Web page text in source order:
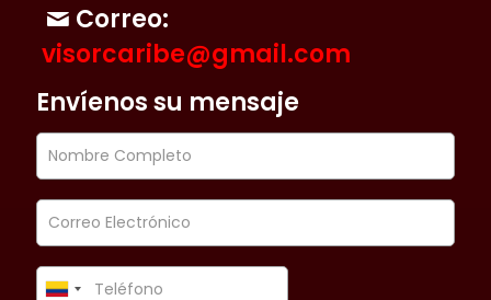
Correo:
visorcaribe@gmail.com
Envíenos su mensaje